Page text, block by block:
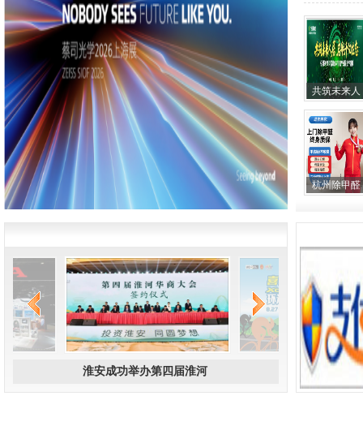
共筑未来人
杭州除甲醛
淮安成功举办第四届淮河